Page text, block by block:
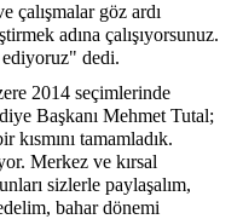
çalışmalar göz ardı
adına çalışıyorsunuz.
ediyoruz" dedi.
2014 seçimlerinde
Başkanı Mehmet Tutal;
kısmını tamamladık.
Merkez ve kırsal
sizlerle paylaşalım,
bahar dönemi